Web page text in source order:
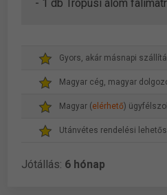
- 1 db Trópusi álom
Gyors, akár másnapi
Magyar cég, magyar
Magyar (elérhető)
Utánvétes rendelési
Jótállás: 6 hónap